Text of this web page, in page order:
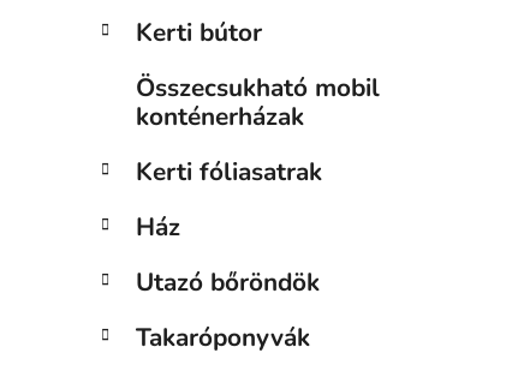
Kerti bútor
Összecsukható mobil
konténerházak
Kerti fóliasatrak
Ház
Utazó bőröndök
Takaróponyvák